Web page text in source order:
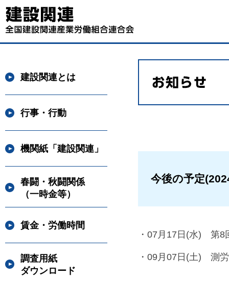
今後の予定
・07月17日(水) 第8
・09月07日(土) 測
建設関連とは
行事・行動
機関紙「建設関連」
春闘・秋闘関係
（一時金等）
賃金・労働時間
調査用紙
ダウンロード